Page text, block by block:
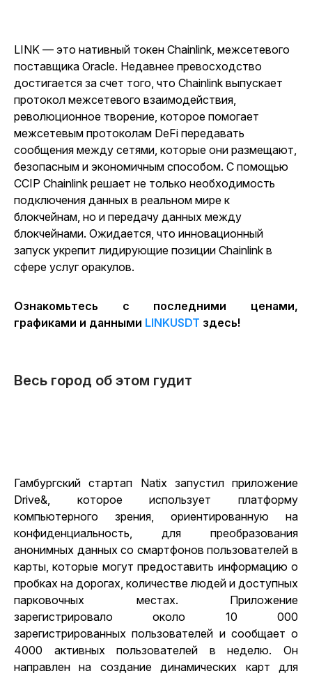
LINK — это нативный токен Chainlink, межсетевого
поставщика Oracle. Недавнее превосходство
достигается за счет того, что Chainlink выпускает
протокол межсетевого взаимодействия,
революционное творение, которое помогает
межсетевым протоколам DeFi передавать
сообщения между сетями, которые они размещают,
безопасным и экономичным способом. С помощью
CCIP Chainlink решает не только необходимость
подключения данных в реальном мире к
блокчейнам, но и передачу данных между
блокчейнами. Ожидается, что инновационный
запуск укрепит лидирующие позиции Chainlink в
сфере услуг оракулов.
Ознакомьтесь с последними ценами,
графиками и данными LINKUSDT здесь!
Весь город об этом гудит
Гамбургский стартап Natix запустил приложение
Drive&, которое использует платформу
компьютерного зрения, ориентированную на
конфиденциальность, для преобразования
анонимных данных со смартфонов пользователей в
карты, которые могут предоставить информацию о
пробках на дорогах, количестве людей и доступных
парковочных местах. Приложение
зарегистрировало около 10 000
зарегистрированных пользователей и сообщает о
4000 активных пользователей в неделю. Он
направлен на создание динамических карт для